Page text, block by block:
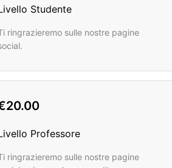
Studente
ringrazieremo sulle nostre pagine
Professore
ringrazieremo sulle nostre pagine